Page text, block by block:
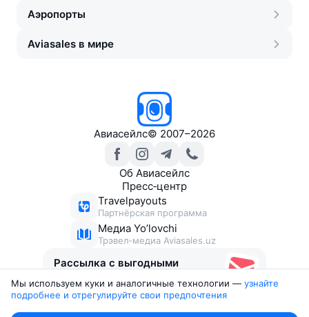
Аэропорты
Aviasales в мире
Авиасейлс© 2007–2026
Об Авиасейлс
Пресс‑центр
Travelpayouts
Партнёрская программа
Медиа Yo’lovchi
Трэвел‑медиа Aviasales.uz
Рассылка с выгодными
Мы используем куки и аналогичные технологии — узнайте
подробнее и отрегулируйте свои предпочтения